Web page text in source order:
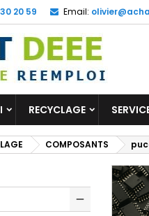
20 59 Email:
RECYCLAGE
COMPOSANTS